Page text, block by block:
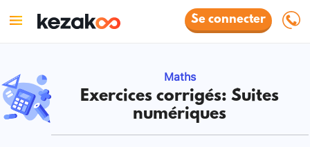
Se connecter
Maths
Exercices corrigés: Suites
numériques